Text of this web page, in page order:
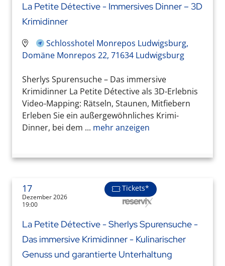
La Petite Détective - Immersives Dinner – 3D
Krimidinner
Schlosshotel Monrepos Ludwigsburg,
Domäne Monrepos 22, 71634 Ludwigsburg
Sherlys Spurensuche – Das immersive
Krimidinner La Petite Détective als 3D-Erlebnis
Video-Mapping: Rätseln, Staunen, Mitfiebern
Erleben Sie ein außergewöhnliches Krimi-
Dinner, bei dem ... mehr anzeigen
17
Dezember 2026
19:00
Tickets*
La Petite Détective - Sherlys Spurensuche -
Das immersive Krimidinner - Kulinarischer
Genuss und garantierte Unterhaltung